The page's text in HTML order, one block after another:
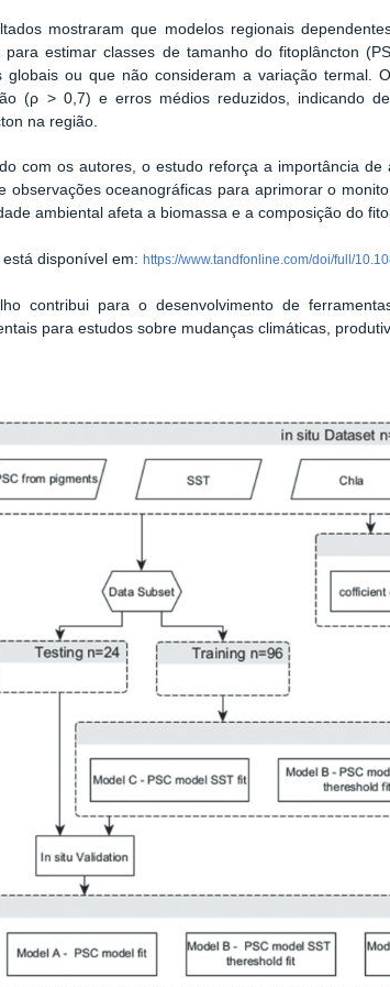
mostraram que modelos regionais
para estimar classes de tamanho do fitoplâncton
globais ou que não consideram a variação termal.
(ρ > 0,7) e erros médios reduzidos, indicando
na região.
com os autores, o estudo reforça a importância
observações oceanográficas para aprimorar o
ambiental afeta a biomassa e a composição do
está disponível em:https://www.tandfonline.com/doi/full/
contribui para o desenvolvimento de
para estudos sobre mudanças climáticas,